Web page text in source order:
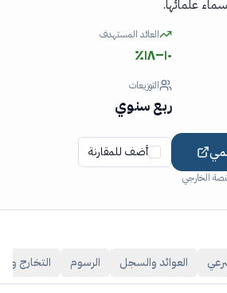
علمائها.
العائد المستهدف
١٠–١٨٪
التوزيعات
ربع سنوي
أضف للمقارنة
العوائد والسجل الرسوم التخارج